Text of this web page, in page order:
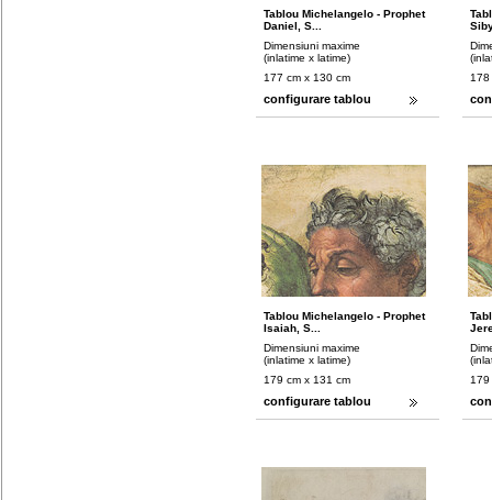
Tablou Michelangelo - Prophet
Daniel, S...
Dimensiuni maxime
(inlatime x latime)
177 cm x 130 cm
configurare tablou
178
Tablou Michelangelo - Prophet
Isaiah, S...
Dimensiuni maxime
(inlatime x latime)
179 cm x 131 cm
configurare tablou
179